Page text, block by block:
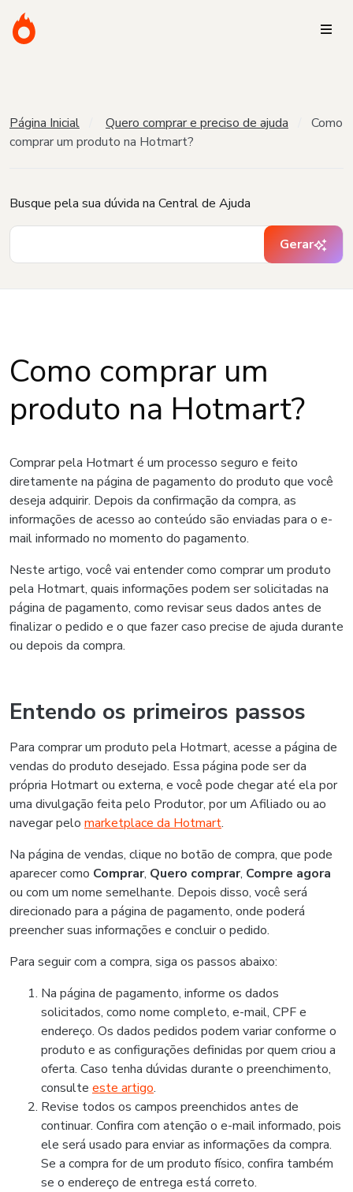
Página Inicial Quero comprar e preciso de ajuda
Como
comprar um produto na Hotmart?
Busque pela sua dúvida na Central de Ajuda
Gerar
Como comprar um
produto na Hotmart?
Comprar pela Hotmart é um processo seguro e feito
diretamente na página de pagamento do produto que você
deseja adquirir. Depois da confirmação da compra, as
informações de acesso ao conteúdo são enviadas para o e-
mail informado no momento do pagamento.
Neste artigo, você vai entender como comprar um produto
pela Hotmart, quais informações podem ser solicitadas na
página de pagamento, como revisar seus dados antes de
finalizar o pedido e o que fazer caso precise de ajuda durante
ou depois da compra.
Entendo os primeiros passos
Para comprar um produto pela Hotmart, acesse a página de
vendas do produto desejado. Essa página pode ser da
própria Hotmart ou externa, e você pode chegar até ela por
uma divulgação feita pelo Produtor, por um Afiliado ou ao
navegar pelo marketplace da Hotmart.
Na página de vendas, clique no botão de compra, que pode
aparecer como Comprar, Quero comprar, Compre agora
ou com um nome semelhante. Depois disso, você será
direcionado para a página de pagamento, onde poderá
preencher suas informações e concluir o pedido.
Para seguir com a compra, siga os passos abaixo:
Na página de pagamento, informe os dados
solicitados, como nome completo, e-mail, CPF e
endereço. Os dados pedidos podem variar conforme o
produto e as configurações definidas por quem criou a
oferta. Caso tenha dúvidas durante o preenchimento,
consulte este artigo.
Revise todos os campos preenchidos antes de
continuar. Confira com atenção o e-mail informado, pois
ele será usado para enviar as informações da compra.
Se a compra for de um produto físico, confira também
se o endereço de entrega está correto.